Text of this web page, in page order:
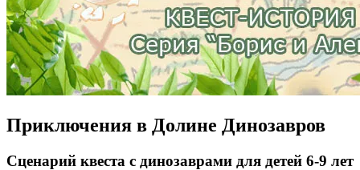
Приключения в Долине Динозавров
Сценарий квеста с динозаврами для детей 6-9 лет